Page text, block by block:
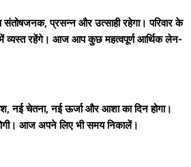
संतोषजनक, प्रसन्न और उत्साही रहेगा। परिवार के
व्यस्त रहेंगे। आज आप कुछ महत्वपूर्ण आर्थिक लेन-
चेतना, नई ऊर्जा और आशा का दिन होगा।
आज अपने लिए भी समय निकालें।